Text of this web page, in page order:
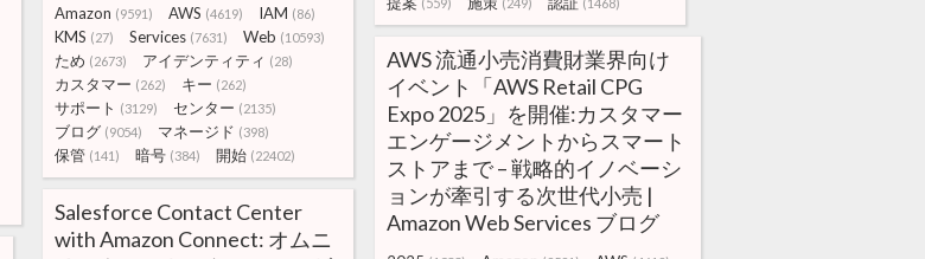
Amazon (9591) AWS (4619) IAM (86)
KMS (27) Services (7631) Web (10593)
ため (2673) アイデンティティ (28)
カスタマー (262) キー (262)
サポート (3129) センター (2135)
ブログ (9054) マネージド (398)
保管 (141) 暗号 (384) 開始 (22402)
AWS 流通小売消費財業界向け
イベント「AWS Retail CPG
Expo 2025」を開催:カスタマー
エンゲージメントからスマート
ストアまで – 戦略的イノベーシ
ョンが牽引する次世代小売 |
Amazon Web Services ブログ
Salesforce Contact Center
with Amazon Connect: オムニ